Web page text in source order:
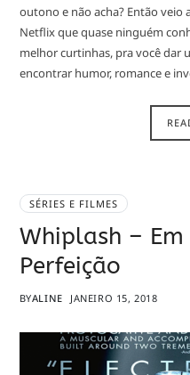
outono e não acha? Então veio
Netflix que quase ninguém
melhor curtinhas, pra você dar
encontrar humor, romance e
SÉRIES E FILMES
Whiplash – Em
Perfeição
BYALINE JANEIRO 15, 2018